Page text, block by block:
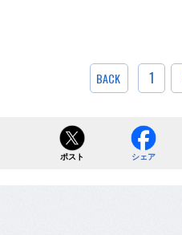
BACK 1
ポスト シェア